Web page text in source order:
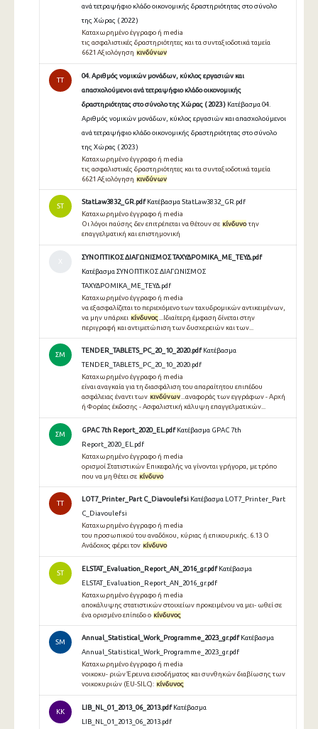
ανά τετραψήφιο κλάδο οικονομικής δραστηριότητας στο σύνολο
της Χώρας ( 2022 )
Καταχωρημένο έγγραφο ή media
τις ασφαλιστικές δραστηριότητες και τα συνταξιοδοτικά ταμεία
6621 Αξιολόγηση κινδύνων
TT
04. Αριθμός νομικών μονάδων, κύκλος εργασιών και
απασχολούμενοι ανά τετραψήφιο κλάδο οικονομικής
δραστηριότητας στο σύνολο της Χώρας ( 2023 ) Κατέβασμα 04.
Αριθμός νομικών μονάδων, κύκλος εργασιών και απασχολούμενοι
ανά τετραψήφιο κλάδο οικονομικής δραστηριότητας στο σύνολο
της Χώρας ( 2023 )
Καταχωρημένο έγγραφο ή media
τις ασφαλιστικές δραστηριότητες και τα συνταξιοδοτικά ταμεία
6621 Αξιολόγηση κινδύνων
ST
StatLaw3832_GR.pdf Κατέβασμα StatLaw3832_GR.pdf
Καταχωρημένο έγγραφο ή media
Οι λόγοι παύσης δεν επιτρέπεται να θέτουν σε κίνδυνοτην
επαγγελματική και επιστημονική
ΣΥΝΟΠΤΙΚΟΣ ΔΙΑΓΩΝΙΣΜΟΣ ΤΑΧΥΔΡΟΜΙΚΑ_ΜΕ_ΤΕΥΔ.pdf
Κατέβασμα ΣΥΝΟΠΤΙΚΟΣ ΔΙΑΓΩΝΙΣΜΟΣ
ΤΑΧΥΔΡΟΜΙΚΑ_ΜΕ_ΤΕΥΔ.pdf
Καταχωρημένο έγγραφο ή media
να εξασφαλίζεται το περιεχόμενο των ταχυδρομικών αντικειμένων,
να μην υπάρχει κίνδυνος ...Ιδιαίτερη έμφαση δίνεται στην
περιγραφή και αντιμετώπιση των δυσχερειών και των...
ΣΜ
TENDER_TABLETS_PC_20_10_2020.pdf Κατέβασμα
TENDER_TABLETS_PC_20_10_2020.pdf
Καταχωρημένο έγγραφο ή media
είναι αναγκαία για τη διασφάλιση του απαραίτητου επιπέδου
ασφάλειας έναντι των κινδύνων...αναφοράς των εγγράφων - Αρχή
ή Φορέας έκδοσης - Ασφαλιστική κάλυψη επαγγελματικών...
ΣΜ
GPAC 7th Report_2020_EL.pdf Κατέβασμα GPAC 7th
Report_2020_EL.pdf
Καταχωρημένο έγγραφο ή media
ορισμοί Στατιστικών Επικεφαλής να γίνονται γρήγορα, με τρόπο
που να μη θέτει σε κίνδυνο
TT
LOT7_Printer_Part C_Diavoulefsi Κατέβασμα LOT7_Printer_Part
C_Diavoulefsi
Καταχωρημένο έγγραφο ή media
του προσωπικού του αναδόχου, κύριας ή επικουρικής. 6.13 Ο
Ανάδοχος φέρει τον κίνδυνο
ST
ELSTAT_Evaluation_Report_AN_2016_gr.pdf Κατέβασμα
ELSTAT_Evaluation_Report_AN_2016_gr.pdf
Καταχωρημένο έγγραφο ή media
αποκάλυψης στατιστικών στοιχείων προκειμένου να μει- ωθεί σε
ένα ορισμένο επίπεδο ο κίνδυνος
SM
Annual_Statistical_Work_Programme_2023_gr.pdf Κατέβασμα
Annual_Statistical_Work_Programme_2023_gr.pdf
Καταχωρημένο έγγραφο ή media
νοικοκυ- ριών Έρευνα εισοδήματος και συνθηκών διαβίωσης των
νοικοκυριών (EU-SILC): κίνδυνος
KK
LIB_NL_01_2013_06_2013.pdf Κατέβασμα
LIB_NL_01_2013_06_2013.pdf